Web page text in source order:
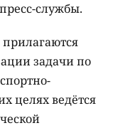
службы.
задачи по
целях ведётся